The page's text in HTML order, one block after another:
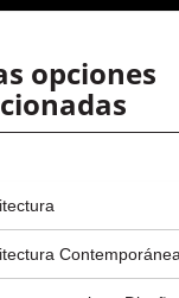
opciones
Contemporánea